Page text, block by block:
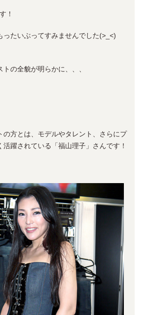
！
ったいぶってすみませんでした(>_<)
の全貌が明らかに、、、
の方とは、モデルやタレント、さらにプ
活躍されている「福山理子」さんです！